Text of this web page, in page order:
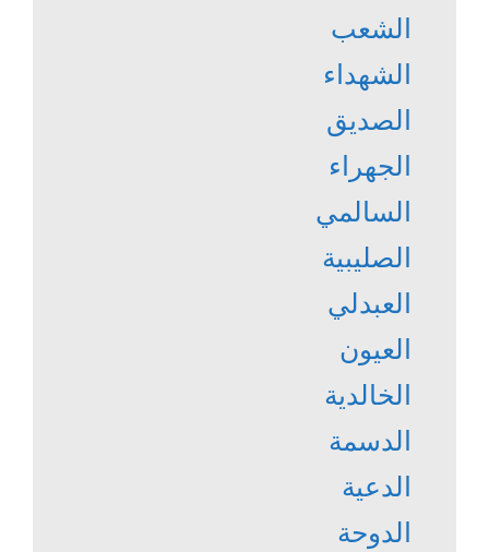
الشعب
الشهداء
الصديق
الجهراء
السالمي
الصليبية
العبدلي
العيون
الخالدية
الدسمة
الدعية
الدوحة